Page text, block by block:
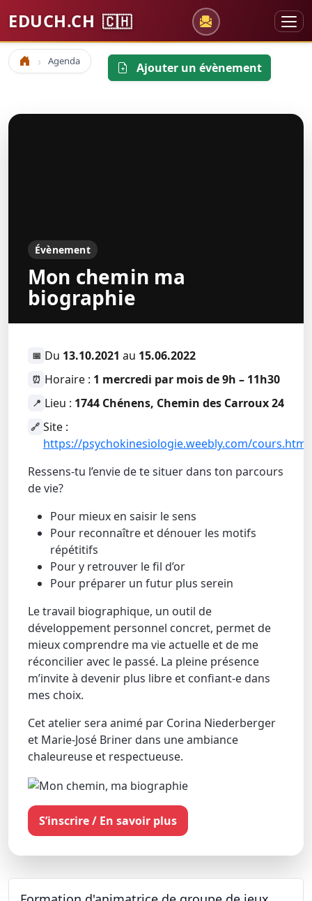
EDUCH.CH 🇨🇭
Accueil Agenda Ajouter un évènement
Évènement
Mon chemin ma
biographie
📅 Du 13.10.2021 au 15.06.2022
⏰ Horaire : 1 mercredi par mois de 9h – 11h30
📍 Lieu : 1744 Chénens, Chemin des Carroux 24
🔗 Site :
https://psychokinesiologie.weebly.com/cours.html
Ressens-tu l’envie de te situer dans ton parcours
de vie?
Pour mieux en saisir le sens
Pour reconnaître et dénouer les motifs
répétitifs
Pour y retrouver le fil d’or
Pour préparer un futur plus serein
Le travail biographique, un outil de
développement personnel concret, permet de
mieux comprendre ma vie actuelle et de me
réconcilier avec le passé. La pleine présence
m’invite à devenir plus libre et confiant-e dans
mes choix.
Cet atelier sera animé par Corina Niederberger
et Marie-José Briner dans une ambiance
chaleureuse et respectueuse.
S’inscrire / En savoir plus